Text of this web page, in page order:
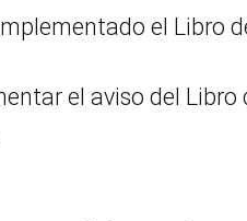
el Libro
el aviso del